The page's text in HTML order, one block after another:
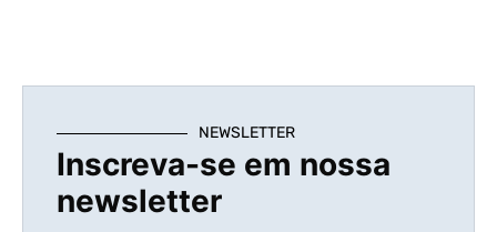
NEWSLETTER
Inscreva-se em nossa
newsletter